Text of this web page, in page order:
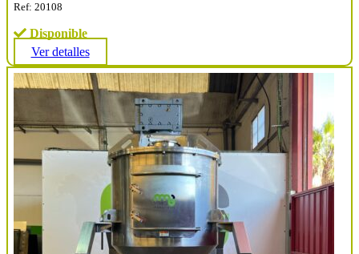
Ref: 20108
Disponible
Ver detalles